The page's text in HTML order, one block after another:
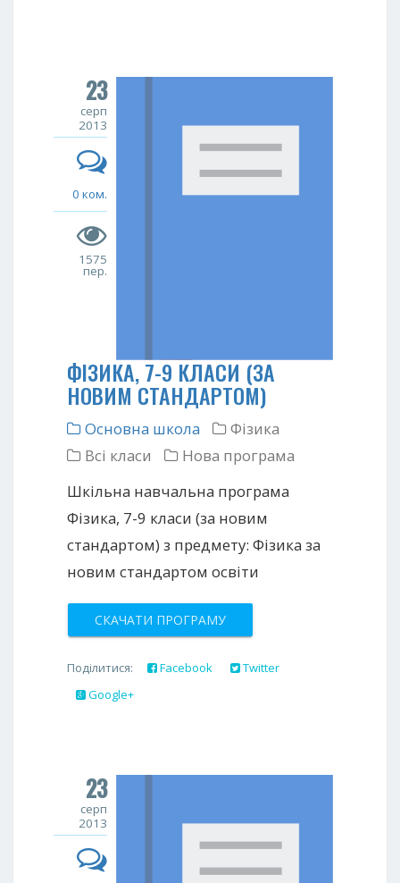
23
серп
2013
0 ком.
1575
пер.
ФІЗИКА, 7-9 КЛАСИ (ЗА
НОВИМ СТАНДАРТОМ)
Основна школа
Фізика
Всі класи
Нова програма
Шкільна навчальна програма
Фізика, 7-9 класи (за новим
стандартом) з предмету: Фізика за
новим стандартом освіти
СКАЧАТИ ПРОГРАМУ
Поділитися: Facebook
Twitter
Google+
23
серп
2013